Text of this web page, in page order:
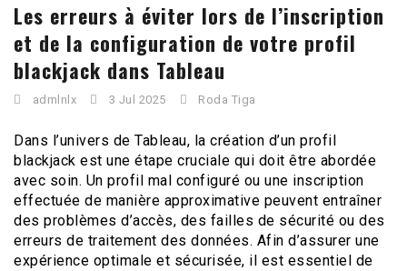
Les erreurs à éviter lors de l’inscription
et de la configuration de votre profil
blackjack dans Tableau
admlnlx 3 Jul 2025 Roda Tiga
Dans l’univers de Tableau, la création d’un profil
blackjack est une étape cruciale qui doit être abordée
avec soin. Un profil mal configuré ou une inscription
effectuée de manière approximative peuvent entraîner
des problèmes d’accès, des failles de sécurité ou des
erreurs de traitement des données. Afin d’assurer une
expérience optimale et sécurisée, il est essentiel de